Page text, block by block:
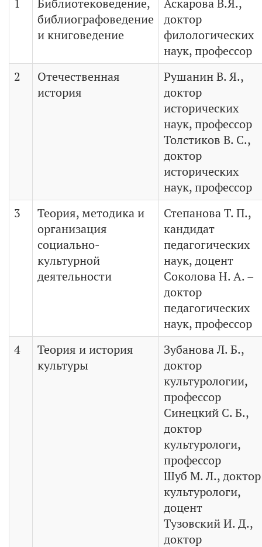
1
Библиотековедение,
библиографоведение
и книговедение
Аскарова В.Я.,
доктор
филологических
наук, профессор
2
Отечественная
история
Рушанин В. Я.,
доктор
исторических
наук, профессор
Толстиков В. С.,
доктор
исторических
наук, профессор
3
Теория, методика и
организация
социально-
культурной
деятельности
Степанова Т. П.,
кандидат
педагогических
наук, доцент
Соколова Н. А. –
доктор
педагогических
наук, профессор
4
Теория и история
культуры
Зубанова Л. Б.,
доктор
культурологии,
профессор
Синецкий С. Б.,
доктор
культурологи,
профессор
Шуб М. Л., доктор
культурологи,
доцент
Тузовский И. Д.,
доктор